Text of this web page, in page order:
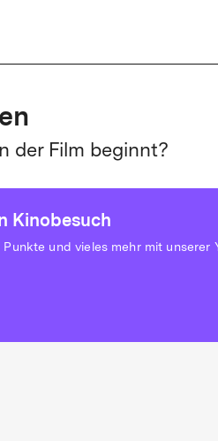
der Film beginnt?
Kinobesuch
Punkte und vieles mehr mit unserer